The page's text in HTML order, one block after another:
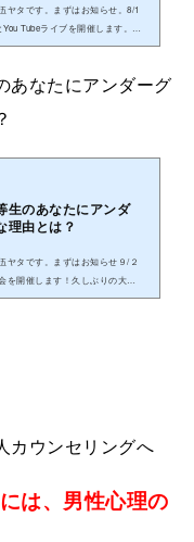
ヤタです。まずはお知らせ。8/1
Tubeライブを開催します。テ
は言えないお悩みの話・日...
あなたにアンダーグ
生のあなたにアンダ
理由とは？
ヤタです。まずはお知らせ９/２
を開催します！久しぶりの大阪
、楽しみにしております。詳...
カウンセリングへ
は、男性心理の